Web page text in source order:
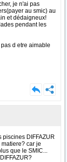
je n'ai pas
au smic) au
et dédaigneux!
pendant les
d etre aimable
DIFFAZUR
car je
que le SMIC...